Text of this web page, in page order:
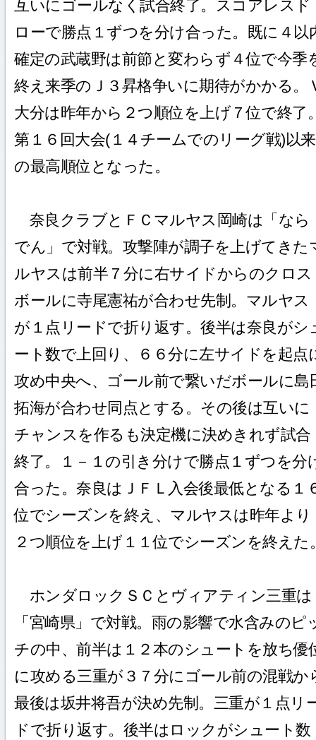
互いにゴールなく試合終了。スコアレスド
ローで勝点１ずつを分け合った。既に４以
確定の武蔵野は前節と変わらず４位で今季
終え来季のＪ３昇格争いに期待がかかる。
大分は昨年から２つ順位を上げ７位で終了
第１６回大会(１４チームでのリーグ戦)以来
の最高順位となった。
奈良クラブとＦＣマルヤス岡崎は「なら
でん」で対戦。攻撃陣が調子を上げてきた
ルヤスは前半７分に右サイドからのクロス
ボールに寺尾憲祐が合わせ先制。マルヤス
が１点リードで折り返す。後半は奈良がシ
ート数で上回り、６６分に左サイドを起点
攻め中央へ、ゴール前で繋いだボールに島
拓海が合わせ同点とする。その後は互いに
チャンスを作るも決定機に決めきれず試合
終了。１－１の引き分けで勝点１ずつを分
合った。奈良はＪＦＬ入会後最低となる１
位でシーズンを終え、マルヤスは昨年より
２つ順位を上げ１１位でシーズンを終えた
ホンダロックＳＣとヴィアティン三重は
「宮崎県」で対戦。雨の影響で水含みのピ
チの中、前半は１２本のシュートを放ち優
に攻める三重が３７分にゴール前の混戦か
最後は坂井将吾が決め先制。三重が１点リ
ドで折り返す。後半はロックがシュート数